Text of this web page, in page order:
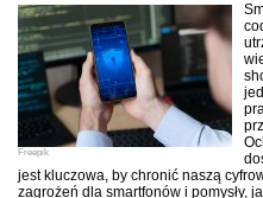
Freepik
jest kluczowa, by chronić naszą
zagrożeń dla smartfonów i pomysły,